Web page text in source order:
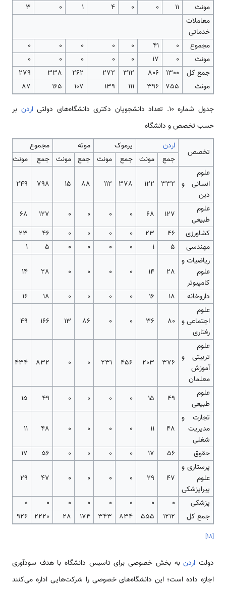
مونث
11
0
0
4
1
0
3
معاملات
خدماتی
مجموع
0
41
0
0
0
0
0
مونث
0
17
0
0
0
0
0
جمع کل
1300
806
312
272
262
338
279
مونث
755
396
111
139
107
165
87
جدول شماره 10. تعداد دانشجویان دکتری دانشگاه‌های دولتی اردن بر
حسب تخصص و دانشگاه
تخصص
اردن یرموک موته
مجموع
جمع
مونث جمع مونث جمع مونث جمع
مونث
علوم
انسانی و
دین
332
122
378
112
88
15
798
249
علوم
طبیعی
127
68
0
0
0
0
127
68
کشاورزی
46
23
0
0
0
0
46
23
مهندسی
5
1
0
0
0
0
5
1
ریاضیات و
علوم
کامپیوتر
28
14
0
0
0
0
28
14
داروخانه 18
16
0
0
0
0
18
16
علوم
اجتماعی و
رفتاری
80
36
0
0
86
13
166
49
علوم
تربیتی و
آموزش
معلمان
376
203
456
231
0
0
832
434
علوم
طبیعی
49
15
0
0
0
0
49
15
تجارت و
مدیریت
شغلی
48
11
0
0
0
0
48
11
حقوق 56
17
0
0
0
0
56
17
پرستاری و
علوم
پیراپزشکی
47
29
0
0
0
0
47
29
پزشکی 0
0
0
0
0
0
0
0
جمع کل
1212
555
834
343
174
28
2220
926
[۱۸]
دولت اردنبه بخش خصوصی برای تاسیس دانشگاه با هدف سودآوری
اجازه داده است؛ این دانشگاه‌های خصوصی را شرکت‌هایی اداره می‌کنند